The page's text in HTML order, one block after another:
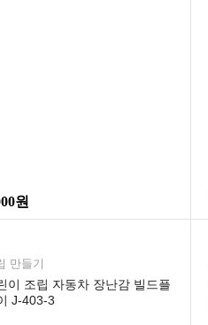
원
만들기
이 조립 자동차 장난감 빌드플
J-403-3